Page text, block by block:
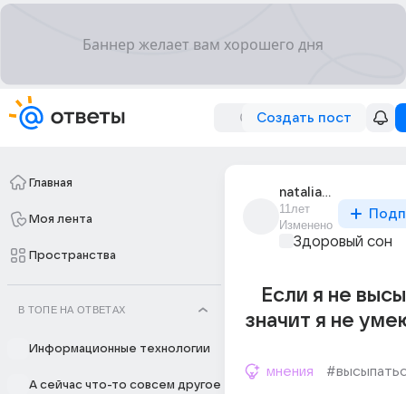
Создать пост
Главная
Моя лента
Пространства
В ТОПЕ НА ОТВЕТАХ
Информационные технологии
А сейчас что-то совсем другое
natalia_71447
11лет
Изменено
Здоровый сон
Если я не
значит я не
мнения